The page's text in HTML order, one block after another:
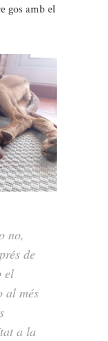
gos amb el
no,
de
el
al més
a la